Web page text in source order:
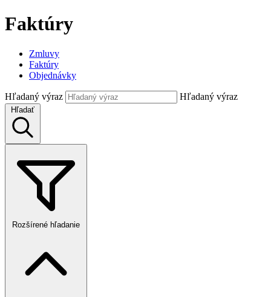
Faktúry
Zmluvy
Faktúry
Objednávky
Hľadaný výraz Hľadaný výraz
Hľadať
Rozšírené hľadanie